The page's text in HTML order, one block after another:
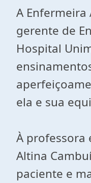
A Enfermeira
gerente de
Hospital
ela e sua
À professora
Altina
paciente e